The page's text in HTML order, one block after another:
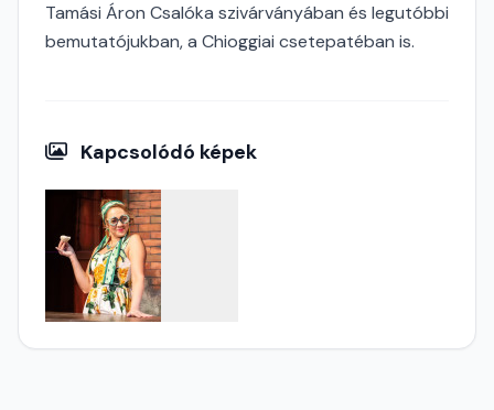
Tamási Áron Csalóka szivárványában és legutóbbi
bemutatójukban, a Chioggiai csetepatéban is.
Kapcsolódó képek